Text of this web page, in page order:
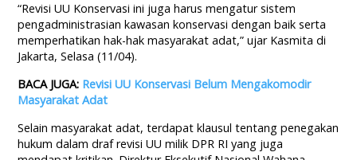
“Revisi UU Konservasi ini juga harus mengatur sistem
pengadministrasian kawasan konservasi dengan baik serta
memperhatikan hak-hak masyarakat adat,” ujar Kasmita di
Jakarta, Selasa (11/04).
BACA JUGA: Revisi UU Konservasi Belum Mengakomodir
Masyarakat Adat
Selain masyarakat adat, terdapat klausul tentang penegakan
hukum dalam draf revisi UU milik DPR RI yang juga